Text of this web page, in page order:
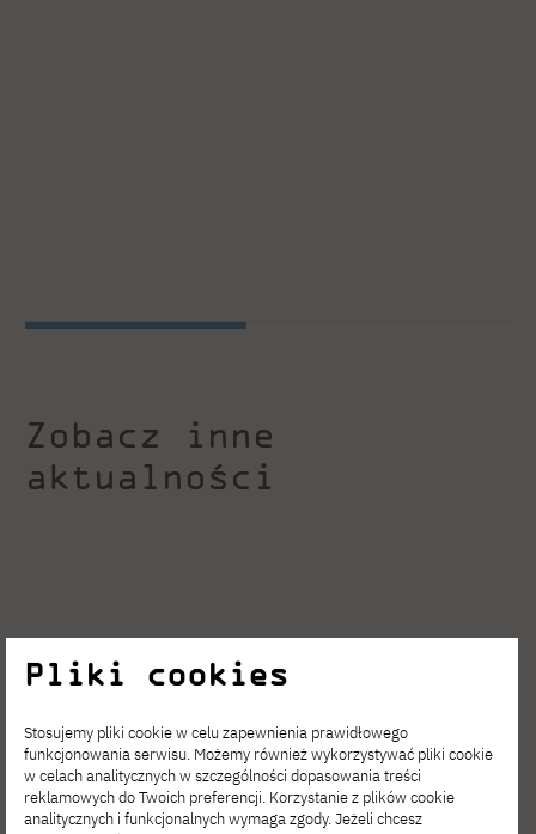
Zobacz inne
aktualności
Pliki cookies
Stosujemy pliki cookie w celu zapewnienia prawidłowego
funkcjonowania serwisu. Możemy również wykorzystywać pliki cookie
w celach analitycznych w szczególności dopasowania treści
reklamowych do Twoich preferencji. Korzystanie z plików cookie
analitycznych i funkcjonalnych wymaga zgody. Jeżeli chcesz